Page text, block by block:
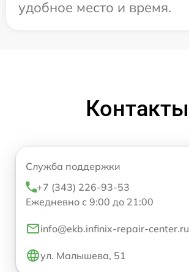
удобное место и время.
Контакты
Служба поддержки
+7 (343) 226-93-53
Ежедневно с 9:00 до 21:00
info@ekb.infinix-repair-center.ru
ул. Малышева, 51